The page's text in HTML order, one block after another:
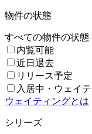
物件の状態
すべての物件の状態
内覧可能
近日退去
リリース予定
入居中・ウェイ
ウェイティングとは
シリーズ